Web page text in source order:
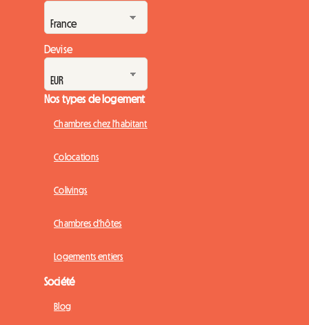
Devise
Nos types de logement
Chambres chez l'habitant
Colocations
Colivings
Chambres d'hôtes
Logements entiers
Société
Blog